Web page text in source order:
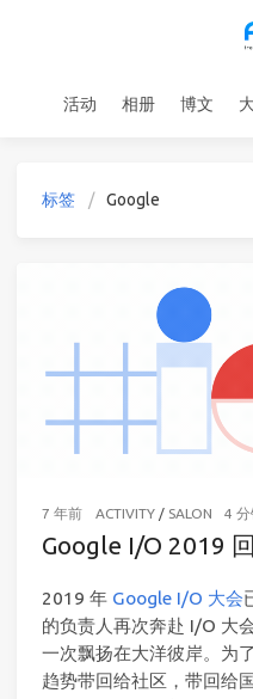
活动 相册 博文
标签 Google
7 年前 ACTIVITY/ SALON 4 分
Google I/O 2019
2019 年 Google I/O 大会
的负责人再次奔赴 I/O 大
一次飘扬在大洋彼岸。为
趋势带回给社区，带回给